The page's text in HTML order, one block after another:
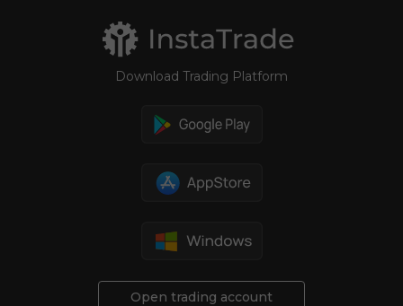
Download Trading Platform
Open trading account